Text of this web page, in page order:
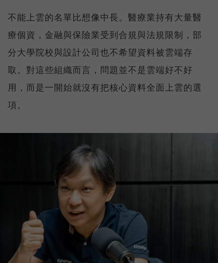
不能上雲的名單比想像中長。醫療業持有大量醫
療個資，金融與保險業受到合規與法規限制，部
分大學院校與設計公司也不希望資料被雲端存
取。對這些組織而言，問題並不是雲端好不好
用，而是一開始就沒有把核心資料全面上雲的選
項。